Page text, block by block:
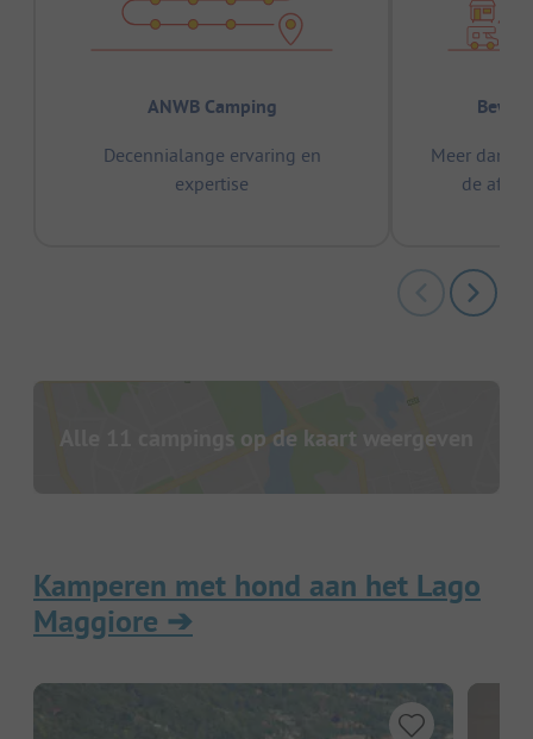
ANWB Camping
Decennialange ervaring en
expertise
Meer dan
de
Alle 11 campings op de kaart weergeven
Kamperen met hond aan het Lago
Maggiore ➔